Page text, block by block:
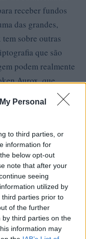
Personal
to third parties, or
information for
below opt-out
note that after your
seeing
utilized by
parties prior to
of the further
third parties on the
information may
receber fundos
das grandes,
sobre outras
que são
podem realmente
Aurox, que
subir para US $
ótima plataforma,
quantidade
esse luxo. É
a aumentar em
criptografia de
são os mais
criptografia. O
onda de tráfego